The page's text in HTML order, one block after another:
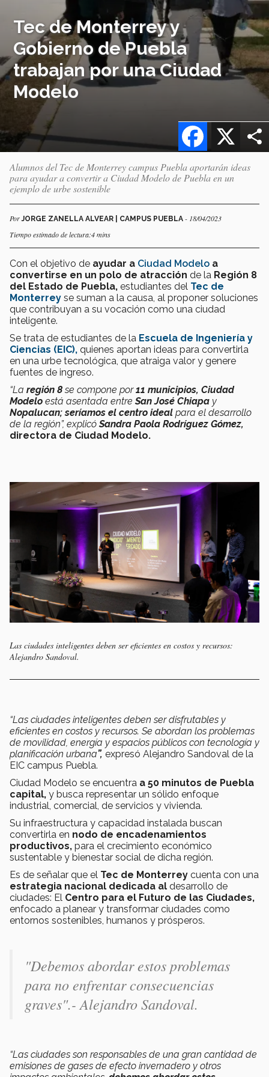
Tec de Monterrey y
Gobierno de Puebla
trabajan por una Ciudad
Modelo
X
Facebook
Alumnos del Tec de Monterrey campus Puebla aportarán ideas
para ayudar a convertir a Ciudad Modelo de Puebla en un
ejemplo de urbe sostenible
PorJORGE ZANELLA ALVEAR | CAMPUS PUEBLA - 18/04/2023
Tiempo estimado de lectura:4 mins
Con el objetivo de ayudar a Ciudad Modelo a
convertirse en un polo de atracción de la Región 8
del Estado de Puebla, estudiantes del Tec de
Monterrey se suman a la causa, al proponer soluciones
que contribuyan a su vocación como una ciudad
inteligente.
Se trata de estudiantes de la Escuela de Ingeniería y
Ciencias (EIC), quienes aportan ideas para convertirla
en una urbe tecnológica, que atraiga valor y genere
fuentes de ingreso.
“La región 8se compone por11 municipios, Ciudad
Modelo está asentada entreSan José Chiapa y
Nopalucan; seríamos el centro ideal para el desarrollo
de la región”, explicóSandra Paola Rodríguez Gómez,
directora de Ciudad Modelo.
Las ciudades inteligentes deben ser eficientes en costos y recursos:
Alejandro Sandoval.
“Las ciudades inteligentes deben ser disfrutables y
eficientes en costos y recursos. Se abordan los problemas
de movilidad, energía y espacios públicos con tecnología y
planificación urbana”, expresó Alejandro Sandoval de la
EIC campus Puebla.
Ciudad Modelo se encuentra a 50 minutos de Puebla
capital, y busca representar un sólido enfoque
industrial, comercial, de servicios y vivienda.
Su infraestructura y capacidad instalada buscan
convertirla en nodo de encadenamientos
productivos, para el crecimiento económico
sustentable y bienestar social de dicha región.
Es de señalar que el Tec de Monterrey cuenta con una
estrategia nacional dedicada al desarrollo de
ciudades: El Centro para el Futuro de las Ciudades,
enfocado a planear y transformar ciudades como
entornos sostenibles, humanos y prósperos.
"Debemos abordar estos problemas
para no enfrentar consecuencias
graves".- Alejandro Sandoval.
“Las ciudades son responsables de una gran cantidad de
emisiones de gases de efecto invernadero y otros